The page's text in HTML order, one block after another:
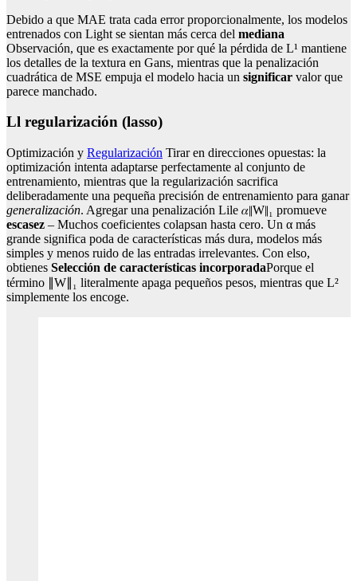
Debido a que MAE trata cada error proporcionalmente, los modelos
entrenados con Light se sientan más cerca del mediana
Observación, que es exactamente por qué la pérdida de L¹ mantiene
los detalles de la textura en Gans, mientras que la penalización
cuadrática de MSE empuja el modelo hacia un significar valor que
parece manchado.
Ll regularización (lasso)
Optimización y Regularización Tirar en direcciones opuestas: la
optimización intenta adaptarse perfectamente al conjunto de
entrenamiento, mientras que la regularización sacrifica
deliberadamente una pequeña precisión de entrenamiento para ganar
generalización. Agregar una penalización Lile 𝛼∥W∥₁ promueve
escasez – Muchos coeficientes colapsan hasta cero. Un α más
grande significa poda de características más dura, modelos más
simples y menos ruido de las entradas irrelevantes. Con elso,
obtienes Selección de características incorporadaPorque el
término ∥W∥₁ literalmente apaga pequeños pesos, mientras que L²
simplemente los encoge.